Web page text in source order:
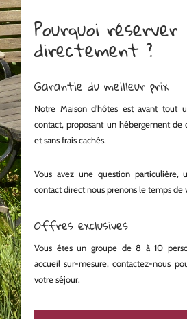
Pourquoi réserver
directement ?
Garantie du meilleur prix
Notre Maison d’hôtes est avant tout
contact, proposant un hébergement
et sans frais cachés.
Vous avez une question particulière,
contact direct nous prenons le temps de
Offres exclusives
Vous êtes un groupe de 8 à 10
accueil sur-mesure, contactez-nous
votre séjour.